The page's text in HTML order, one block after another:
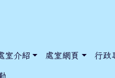
室介紹 處室網頁 行政